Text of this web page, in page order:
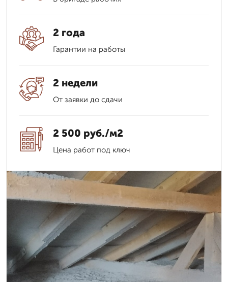
2 года
Гарантии на работы
2 недели
От заявки до сдачи
2 500 руб./м2
Цена работ под ключ